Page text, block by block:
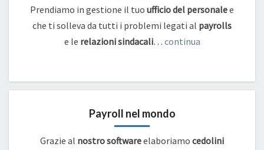
Prendiamo in gestione il tuo ufficio del personalee
che ti solleva da tutti i problemi legati al payrolls
e le relazioni sindacali… continua
Payroll nel mondo
Grazie al nostro softwareelaboriamo cedolini